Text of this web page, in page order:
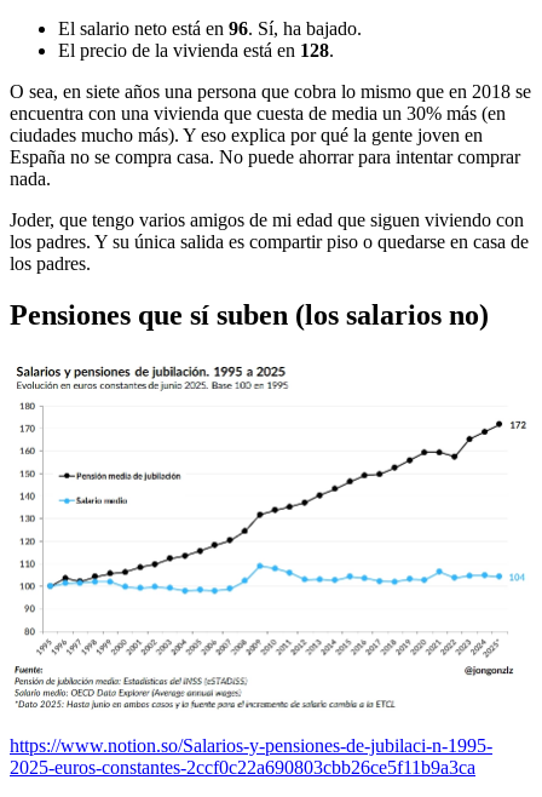
El salario neto está en 96. Sí, ha bajado.
El precio de la vivienda está en 128.
O sea, en siete años una persona que cobra lo mismo que en 2018 se
encuentra con una vivienda que cuesta de media un 30% más (en
ciudades mucho más). Y eso explica por qué la gente joven en
España no se compra casa. No puede ahorrar para intentar comprar
nada.
Joder, que tengo varios amigos de mi edad que siguen viviendo con
los padres. Y su única salida es compartir piso o quedarse en casa de
los padres.
Pensiones que sí suben (los salarios no)
https://www.notion.so/Salarios-y-pensiones-de-jubilaci-n-1995-
2025-euros-constantes-2ccf0c22a690803cbb26ce5f11b9a3ca